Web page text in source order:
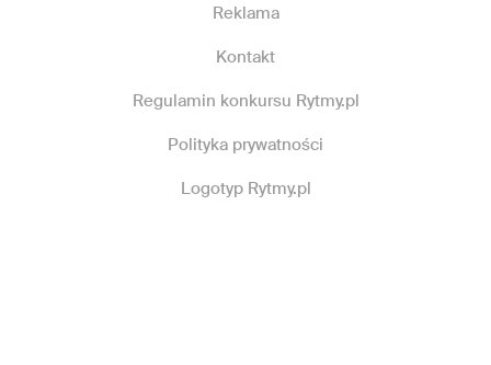
Reklama
Kontakt
Regulamin konkursu Rytmy.pl
Polityka prywatności
Logotyp Rytmy.pl